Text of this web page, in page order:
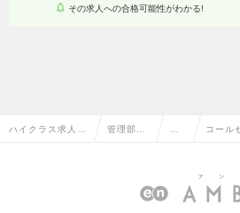
その求人への合格可能性がわかる!
ハイクラス求人T 管理部門 コール